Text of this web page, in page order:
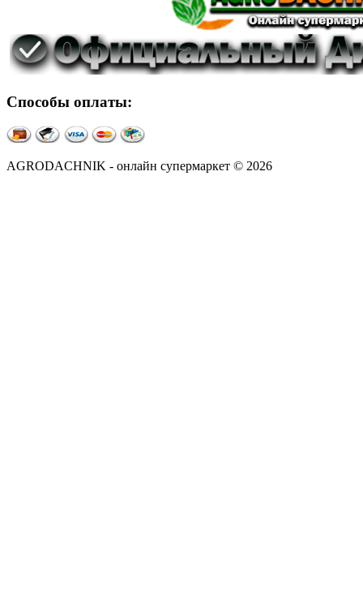
Способы оплаты:
AGRODACHNIK - онлайн супермаркет © 2026